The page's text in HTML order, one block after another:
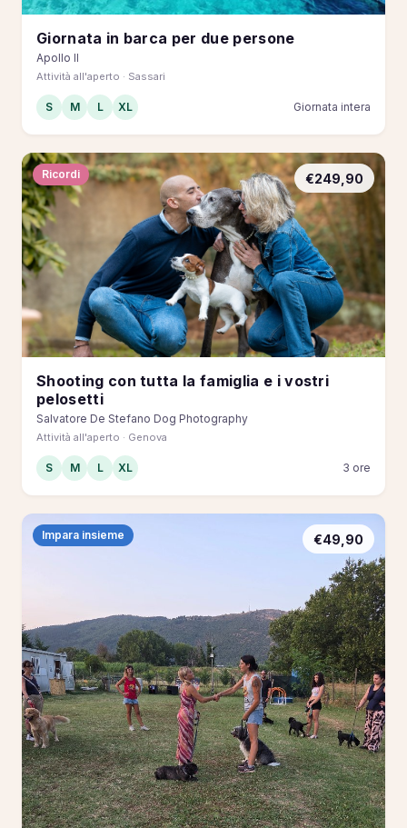
Giornata in barca per due persone
Apollo II
Attività all'aperto · Sassari
S M L XL Giornata intera
Ricordi €249,90
Shooting con tutta la famiglia e i vostri
pelosetti
Salvatore De Stefano Dog Photography
Attività all'aperto · Genova
S M L XL 3 ore
Impara insieme €49,90